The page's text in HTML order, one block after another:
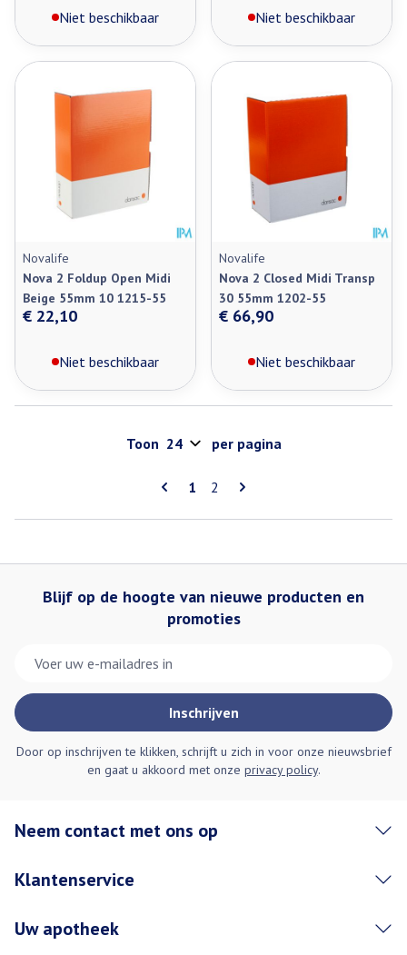
Niet beschikbaar Niet beschikbaar
Novalife
Nova 2 Foldup Open Midi
Beige 55mm 10 1215-55
€ 22,10
Niet beschikbaar
Novalife
Nova 2 Closed Midi Transp
30 55mm 1202-55
€ 66,90
Niet beschikbaar
Pagina's
U lees momenteel pagina
1 Pagina
2
Toon per pagina
Blijf op de hoogte van nieuwe producten en
promoties
Inschrijven
Door op inschrijven te klikken, schrijft u zich in voor onze nieuwsbrief
en gaat u akkoord met onze privacy policy.
Neem contact met ons op
Klantenservice
Uw apotheek